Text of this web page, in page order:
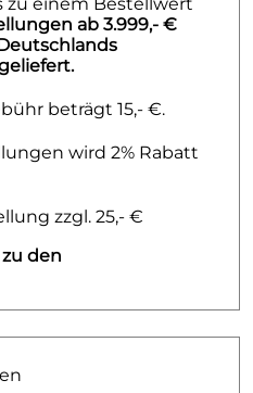
ab 3.999,- €
beträgt 15,- €.
wird 2% Rabatt
zzgl. 25,- €
den